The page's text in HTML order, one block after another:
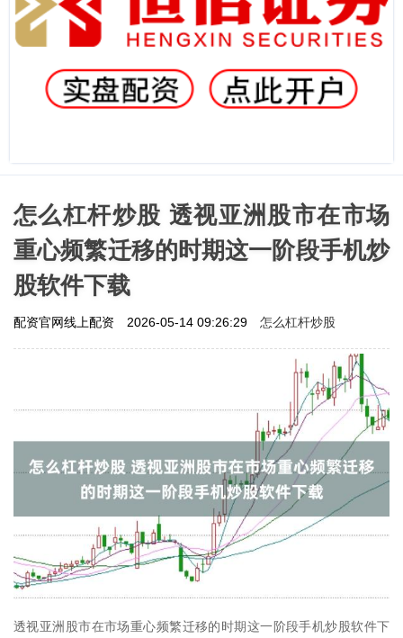
怎么杠杆炒股 透视亚洲股市在市场
重心频繁迁移的时期这一阶段手机炒
股软件下载
配资官网线上配资 2026-05-14 09:26:29 怎么杠杆炒股
透视亚洲股市在市场重心频繁迁移的时期这一阶段手机炒股软件下